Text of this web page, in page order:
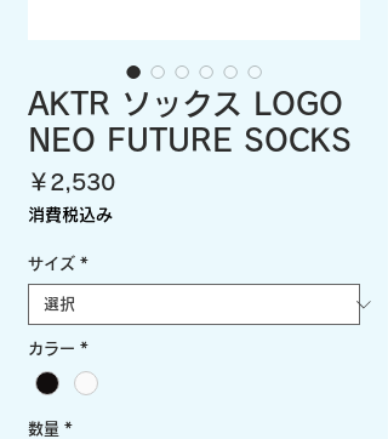
AKTR ソックス LOGO
NEO FUTURE SOCKS
￥2,530価
消費税込み
サイズ *
カラー *
数量 *